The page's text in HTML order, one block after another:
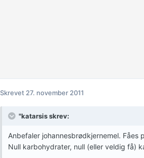
Skrevet 27. november 2011
"katarsis skrev:
Anbefaler johannesbrødkjernemel.
Null karbohydrater, null (eller veldig få)